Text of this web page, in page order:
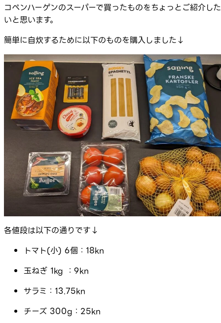
コペンハーゲンのスーパーで買ったものをちょっとご紹介した
いと思います。
簡単に自炊するために以下のものを購入しました↓
各値段は以下の通りです↓
トマト(小) 6個：18kn
玉ねぎ 1kg ：9kn
サラミ：13.75kn
チーズ 300g：25kn